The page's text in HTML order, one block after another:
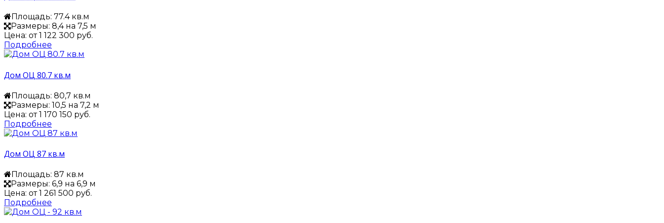
Площадь: 77.4 кв.м
Размеры: 8,4 на 7,5 м
Цена: от1 122 300 руб.
Подробнее
Дом ОЦ 80.7 кв.м
Площадь: 80,7 кв.м
Размеры: 10,5 на 7,2 м
Цена: от1 170 150 руб.
Подробнее
Дом ОЦ 87 кв.м
Площадь: 87 кв.м
Размеры: 6,9 на 6,9 м
Цена: от1 261 500 руб.
Подробнее